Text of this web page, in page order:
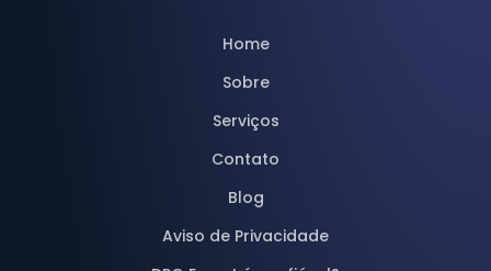
Home
Sobre
Serviços
Contato
Blog
Aviso de Privacidade